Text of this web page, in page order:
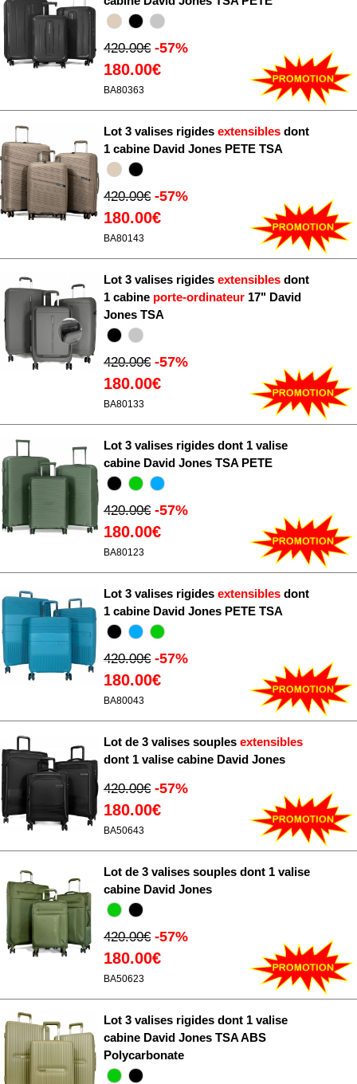
420.00€ -57%
180.00€
BA80363
Lot 3 valises rigides extensibles dont
1 cabine David Jones PETE TSA
420.00€ -57%
180.00€
BA80143
Lot 3 valises rigides extensibles dont
1 cabine porte-ordinateur 17" David
Jones TSA
420.00€ -57%
180.00€
BA80133
Lot 3 valises rigides dont 1 valise
cabine David Jones TSA PETE
420.00€ -57%
180.00€
BA80123
Lot 3 valises rigides extensibles dont
1 cabine David Jones PETE TSA
420.00€ -57%
180.00€
BA80043
Lot de 3 valises souples extensibles
dont 1 valise cabine David Jones
420.00€ -57%
180.00€
BA50643
Lot de 3 valises souples dont 1 valise
cabine David Jones
420.00€ -57%
180.00€
BA50623
Lot 3 valises rigides dont 1 valise
cabine David Jones TSA ABS
Polycarbonate